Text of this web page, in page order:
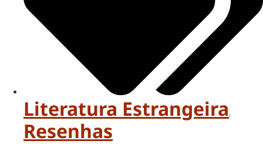
Literatura Estrangeira,
Resenhas